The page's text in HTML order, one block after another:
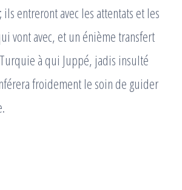
entreront avec les attentats et les
vont avec, et un énième transfert
à qui Juppé, jadis insulté
froidement le soin de guider